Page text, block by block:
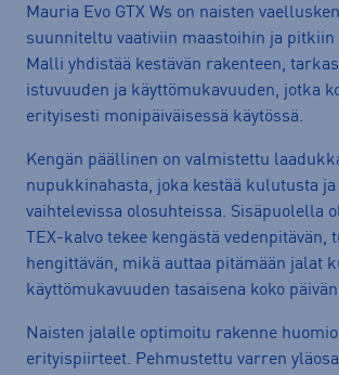
Mauria Evo GTX Ws on naisten
suunniteltu vaativiin maastoihin ja
Malli yhdistää kestävän rakenteen,
istuvuuden ja käyttömukavuuden, jotka
erityisesti monipäiväisessä käytössä.
Kengän päällinen on valmistettu
nupukkinahasta, joka kestää kulutusta ja
vaihtelevissa olosuhteissa. Sisäpuolella
TEX-kalvo tekee kengästä vedenpitävän,
hengittävän, mikä auttaa pitämään jalat
käyttömukavuuden tasaisena koko
Naisten jalalle optimoitu rakenne
erityispiirteet. Pehmustettu varren